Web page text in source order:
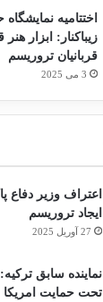
اختتامیه
زیباکنار: ابزار
قربانیان تروریسم
3 می 2025
اعتراف وزیر دفاع
ایجاد تروریسم
27 آوریل 2025
نماینده سابق
تحت حمایت امریکا